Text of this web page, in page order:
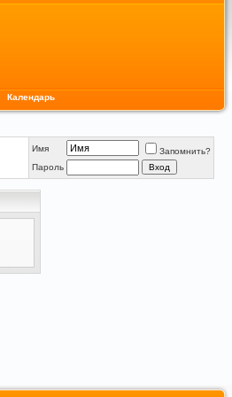
Календарь
Имя
Запомнить?
Пароль